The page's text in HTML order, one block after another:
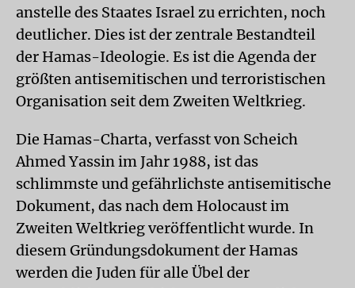
anstelle des Staates Israel zu errichten, noch
deutlicher. Dies ist der zentrale Bestandteil
der Hamas-Ideologie. Es ist die Agenda der
größten antisemitischen und terroristischen
Organisation seit dem Zweiten Weltkrieg.
Die Hamas-Charta, verfasst von Scheich
Ahmed Yassin im Jahr 1988, ist das
schlimmste und gefährlichste antisemitische
Dokument, das nach dem Holocaust im
Zweiten Weltkrieg veröffentlicht wurde. In
diesem Gründungsdokument der Hamas
werden die Juden für alle Übel der